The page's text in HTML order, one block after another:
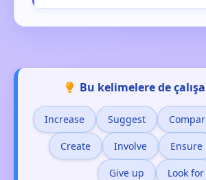
Bu kelimelere de
Increase Suggest
Create Involve Ensure
Give up Look for